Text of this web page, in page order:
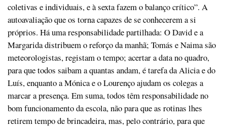
coletivas e individuais, e à sexta fazem o balanço crítico”. A
autoavaliação que os torna capazes de se conhecerem a si
próprios. Há uma responsabilidade partilhada: O David e a
Margarida distribuem o reforço da manhã; Tomás e Naima são
meteorologistas, registam o tempo; acertar a data no quadro,
para que todos saibam a quantas andam, é tarefa da Alicia e do
Luís, enquanto a Mónica e o Lourenço ajudam os colegas a
marcar a presença. Em suma, todos têm responsabilidade no
bom funcionamento da escola, não para que as rotinas lhes
retirem tempo de brincadeira, mas, pelo contrário, para que